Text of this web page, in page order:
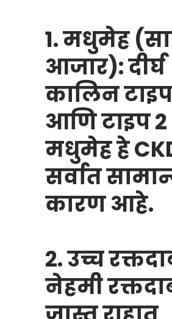
1. मधुमेह
आजार): दीर्घ
कालिन टाइप
आणि टाइप 2
मधुमेह हे
सर्वात
कारण आहे.
2. उच्च
नेहमी